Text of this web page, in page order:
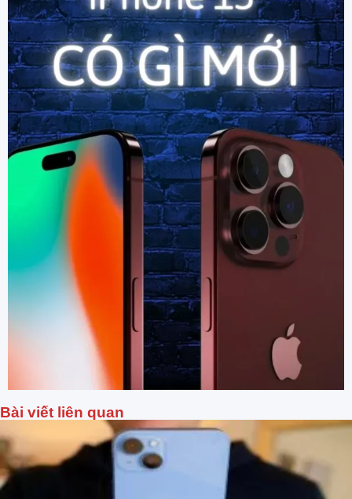
Bài viết liên quan